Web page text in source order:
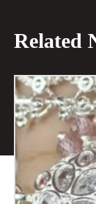
Related